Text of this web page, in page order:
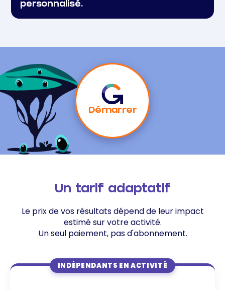
personnalisé.
Démarrer
Un tarif adaptatif
Le prix de vos résultats dépend de leur impact
estimé sur votre activité.
Un seul paiement, pas d'abonnement.
INDÉPENDANTS EN ACTIVITÉ